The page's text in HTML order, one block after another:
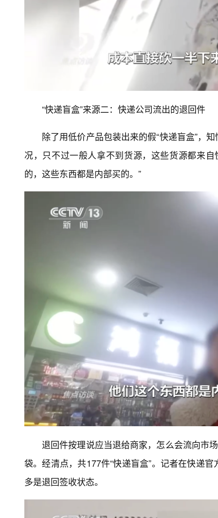
“快递盲盒”来源二：快递公司流出的退回件
除了用低价产品包装出来的假“快递盲盒”，
况，只不过一般人拿不到货源，这些货源都来
的，这些东西都是内部买的。”
退回件按理说应当退给商家，怎么会流向市
袋。经清点，共177件“快递盲盒”。记者在快递
多是退回签收状态。